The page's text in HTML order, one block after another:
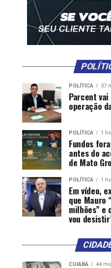
POLÍTICA 37
Parcent
operação
POLÍTICA 1
Fundos
antes do
de Mato
POLÍTICA 1
Em vídeo,
que Mauro
milhões” e
vou
CUIABÁ 44